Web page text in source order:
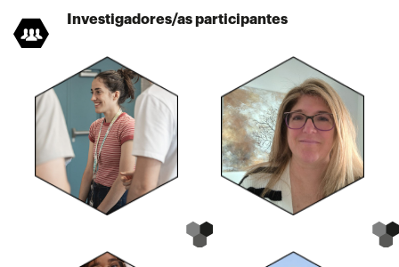
Investigadores/as participantes